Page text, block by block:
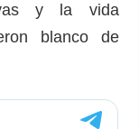
y la vida
blanco de